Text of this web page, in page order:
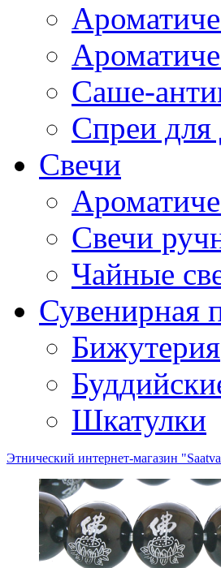
Саше-
Спреи для
Свечи
Свечи
Чайные
Сувенирная
Бижутерия
Шкатулки
Этнический интернет-магазин